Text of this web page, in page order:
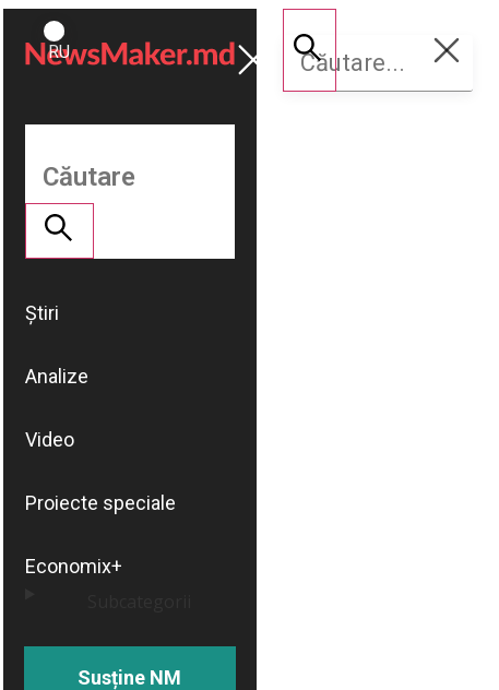
ROMÂNĂ
RU
Susține
NM
Știri
Analize
Video
Proiecte speciale
Economix+
Susține NM